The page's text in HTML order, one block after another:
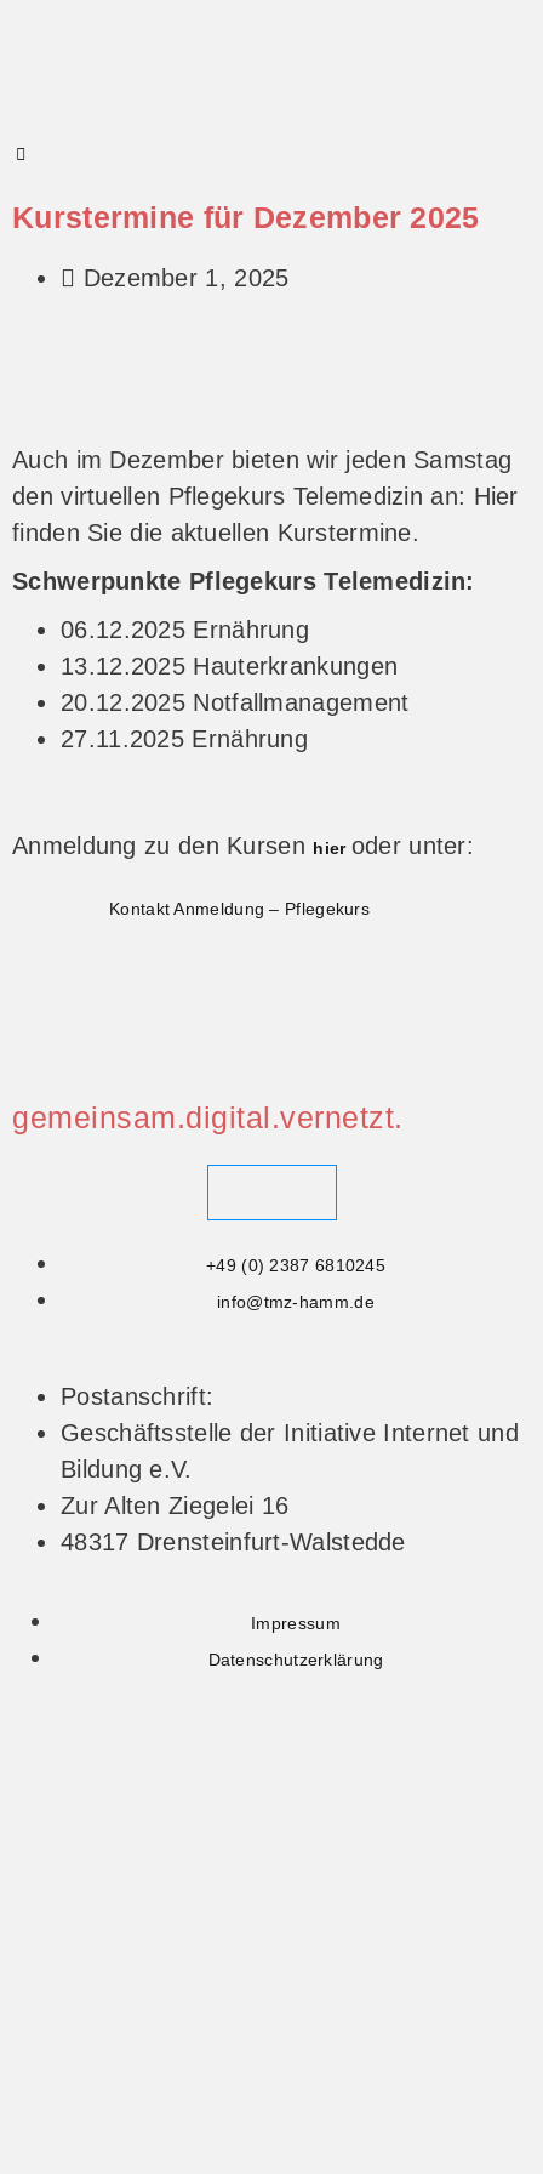
Kurstermine für Dezember 2025
Dezember 1, 2025
Auch im Dezember bieten wir jeden Samstag
den virtuellen Pflegekurs Telemedizin an: Hier
finden Sie die aktuellen Kurstermine.
Schwerpunkte Pflegekurs Telemedizin:
06.12.2025 Ernährung
13.12.2025 Hauterkrankungen
20.12.2025 Notfallmanagement
27.11.2025 Ernährung
Anmeldung zu den Kursen hier oder unter:
Kontakt Anmeldung – Pflegekurs
gemeinsam.digital.vernetzt.
+49 (0) 2387 6810245
info@tmz-hamm.de
Postanschrift:
Geschäftsstelle der Initiative Internet und
Bildung e.V.
Zur Alten Ziegelei 16
48317 Drensteinfurt-Walstedde
Impressum
Datenschutzerklärung